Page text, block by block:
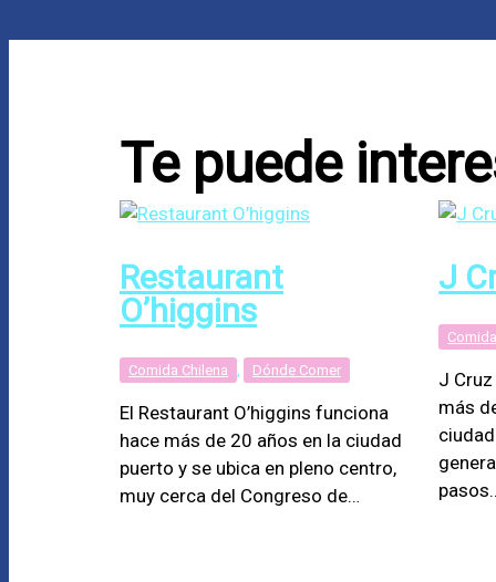
Te puede
Restaurant
O’higgins
Comida Chilena Dónde Comer
El Restaurant O’higgins funciona
hace más de 20 años en la ciudad
puerto y se ubica en pleno centro,
muy cerca del Congreso de…
J
J
más